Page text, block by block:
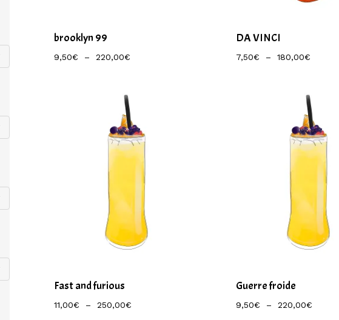
brooklyn 99
9,50€ – 220,00€
220,00€
DA VINCI
7,50€ – 180,00€Plage
À
180,00€
Fast and furious
11,00€ – 250,00€
Guerre froide
9,50€ – 220,00€Plage